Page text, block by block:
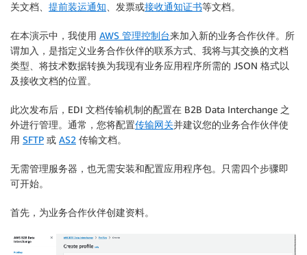
关文档、 提前装运通知 、发票或接收通知证书等文档。
在本演示中，我使用 AWS 管理控制台来加入新的业务合作伙伴。所
谓加入，是指定义业务合作伙伴的联系方式、我将与其交换的文档
类型、将技术数据转换为我现有业务应用程序所需的 JSON 格式以
及接收文档的位置。
此次发布后，EDI 文档传输机制的配置在 B2B Data Interchange 之
外进行管理。通常，您将配置传输网关并建议您的业务合作伙伴使
用 SFTP 或 AS2 传输文档。
无需管理服务器，也无需安装和配置应用程序包。只需四个步骤即
可开始。
首先，为业务合作伙伴创建资料。